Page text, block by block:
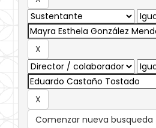
Comenzar nueva busqueda